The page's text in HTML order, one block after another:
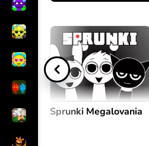
Criar melodia
Sprunki Megalovania